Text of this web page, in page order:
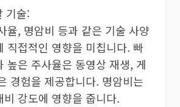
기술:
율, 명암비 등과 같은 기술 사양
직접적인 영향을 미칩니다. 빠
높은 주사율은 동영상 재생, 게
경험을 제공합니다. 명암비는
비 강도에 영향을 줍니다.